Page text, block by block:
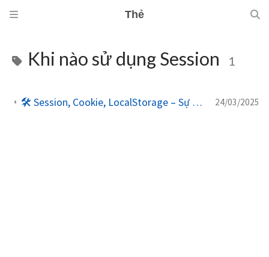
Thẻ
Khi nào sử dụng Session 1
🛠️ Session, Cookie, LocalStorage – Sự khác biệt và khi nào nên dùng 24/03/2025